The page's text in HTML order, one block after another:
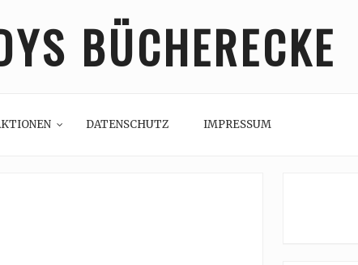
BÜCHERECKE
DATENSCHUTZ IMPRESSUM